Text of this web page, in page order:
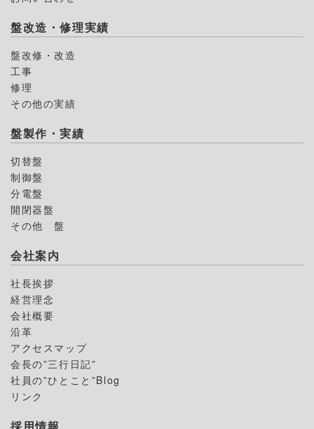
盤改造・修理実績
盤改修・改造
工事
修理
その他の実績
盤製作・実績
切替盤
制御盤
分電盤
開閉器盤
その他 盤
会社案内
社長挨拶
経営理念
会社概要
沿革
アクセスマップ
会長の”三行日記”
社員の”ひとこと”Blog
リンク